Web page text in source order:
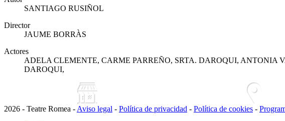
SANTIAGO RUSIÑOL
Director
JAUME BORRÀS
Actores
ADELA CLEMENTE, CARME PARREÑO, SRTA. DAROQUI, ANTONIA
DAROQUI,
2026 - Teatre Romea - Aviso legal - Política de privacidad - Política de cookies -